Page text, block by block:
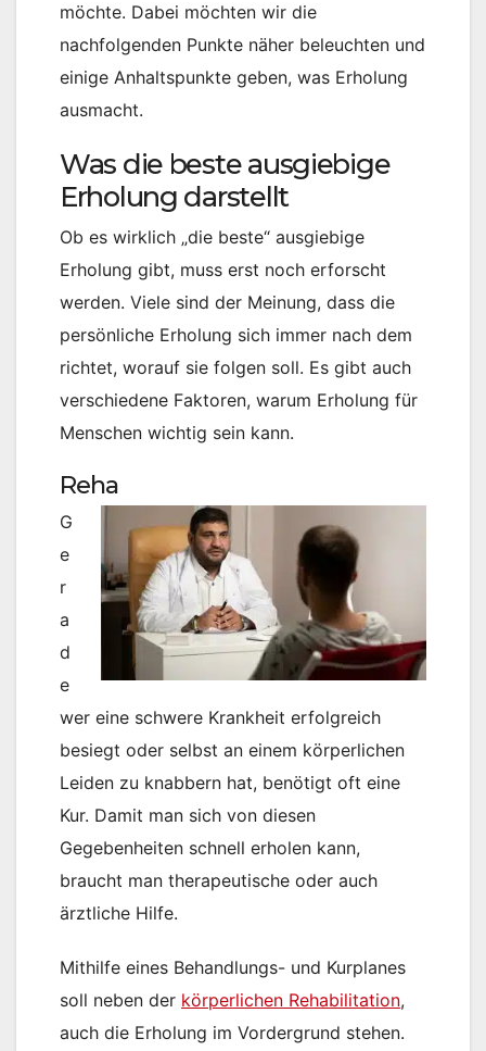
möchte. Dabei möchten wir die
nachfolgenden Punkte näher beleuchten und
einige Anhaltspunkte geben, was Erholung
ausmacht.
Was die beste ausgiebige
Erholung darstellt
Ob es wirklich „die beste“ ausgiebige
Erholung gibt, muss erst noch erforscht
werden. Viele sind der Meinung, dass die
persönliche Erholung sich immer nach dem
richtet, worauf sie folgen soll. Es gibt auch
verschiedene Faktoren, warum Erholung für
Menschen wichtig sein kann.
Reha
G
e
r
a
d
e
wer eine schwere Krankheit erfolgreich
besiegt oder selbst an einem körperlichen
Leiden zu knabbern hat, benötigt oft eine
Kur. Damit man sich von diesen
Gegebenheiten schnell erholen kann,
braucht man therapeutische oder auch
ärztliche Hilfe.
Mithilfe eines Behandlungs- und Kurplanes
soll neben der körperlichen Rehabilitation,
auch die Erholung im Vordergrund stehen.